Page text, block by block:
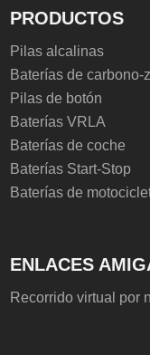
PRODUCTOS
Pilas alcalinas
Baterías de carbono-
Pilas de botón
Baterías VRLA
Baterías de coche
Baterías Start-Stop
Baterías de
ENLACES
Recorrido virtual por